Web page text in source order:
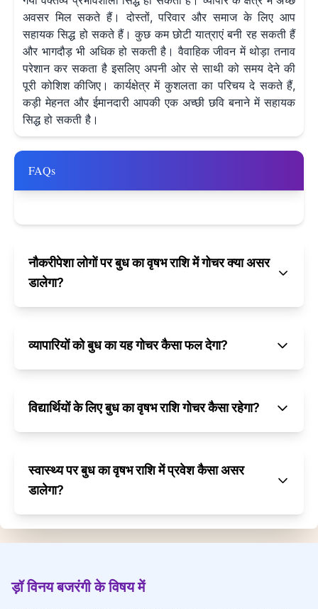
अवसर मिल सकते हैं। दोस्तों, परिवार और समाज के लिए आप
सहायक सिद्ध हो सकते हैं। कुछ कम छोटी यात्राएं बनी रह सकती हैं
और भागदौड़ भी अधिक हो सकती है। वैवाहिक जीवन में थोड़ा तनाव
परेशान कर सकता है इसलिए अपनी ओर से साथी को समय देने की
पूरी कोशिश कीजिए। कार्यक्षेत्र में कुशलता का परिचय दे सकते हैं,
कड़ी मेहनत और ईमानदारी आपकी एक अच्छी छवि बनाने में सहायक
सिद्ध हो सकती है।
FAQs
नौकरीपेशा लोगों पर बुध का वृषभ राशि में गोचर क्या असर
डालेगा?
व्यापारियों को बुध का यह गोचर कैसा फल देगा?
विद्यार्थियों के लिए बुध का वृषभ राशि गोचर कैसा रहेगा?
स्वास्थ्य पर बुध का वृषभ राशि में प्रवेश कैसा असर
डालेगा?
ड़ॉ विनय बजरंगी के विषय में